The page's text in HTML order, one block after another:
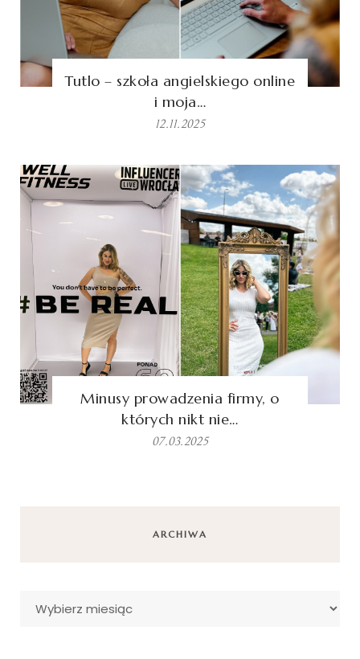
Tutlo – szkoła angielskiego online
i moja…
12.11.2025
Minusy prowadzenia firmy, o
których nikt nie…
07.03.2025
ARCHIWA